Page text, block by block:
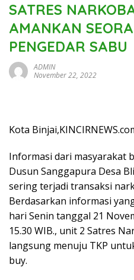
SATRES
AMANKAN
PENGEDAR SABU
ADMIN
November 22, 2022
Kota
Informasi dari masyarakat
Dusun Sanggapura Desa
sering terjadi transaksi
Berdasarkan informasi
hari Senin tanggal 21
15.30 WIB., unit 2 Satres
langsung menuju TKP
buy.